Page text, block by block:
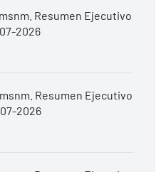
Resumen Ejecutivo
2026
Resumen Ejecutivo
2026